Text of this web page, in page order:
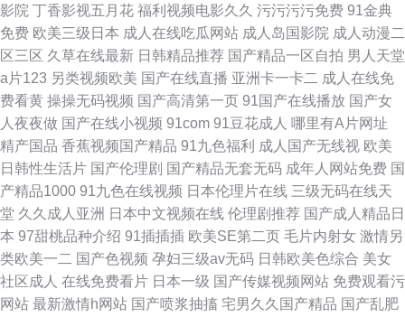
影院 丁香影视五月花 福利视频电影久久 污污污污免费 91金典
免费 欧美三级日本 成人在线吃瓜网站 成人岛国影院 成人动漫二
区三区 久草在线最新 日韩精品推荐 国产精品一区自拍 男人天堂
a片123 另类视频欧美 国产在线直播 亚洲卡一卡二 成人在线免
费看黄 操操无码视频 国产高清第一页 91国产在线播放 国产女
人夜夜做 国产在线小视频 91com 91豆花成人 哪里有A片网址
精产国品 香蕉视频国产精品 91九色福利 成人国产无线视 欧美
日韩性生活片 国产伦理剧 国产精品无套无码 成年人网站免费 国
产精品1000 91九色在线视频 日本伦理片在线 三级无码在线天
堂 久久成人亚洲 日本中文视频在线 伦理剧推荐 国产成人精品日
本 97甜桃品种介绍 91插插插 欧美SE第二页 毛片内射女 激情另
类欧美一二 国产色视频 孕妇三级av无码 日韩欧美色综合 美女
社区成人 在线免费看片 日本一级 国产传媒视频网站 免费观看污
网站 最新激情h网站 国产喷浆抽搐 宅男久久国产精品 国产乱肥